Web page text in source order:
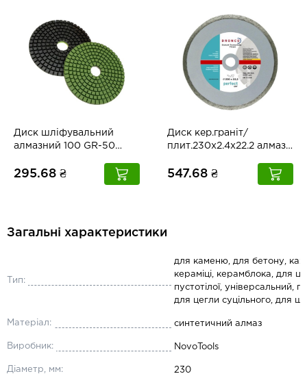
Диск шліфувальний
алмазний 100 GR-50
295.68 ₴
Диск кер.граніт/
плит.230х2.4х22.2 алмаз
547.68 ₴
Загальні характеристики
Тип:
для каменю, для бетону,
кераміці, керамблока, для
пустотілої, універсальний,
для цегли суцільного, для
Матеріал: синтетичний алмаз
Виробник: NovoTools
Діаметр, мм: 230